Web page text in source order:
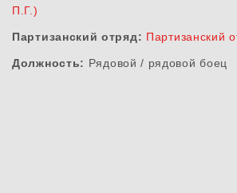
П.Г.)
Партизанский отряд: Партизанский
Должность: Рядовой / рядовой боец